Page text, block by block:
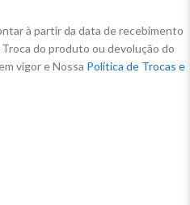
à partir da data de recebimento
do produto ou devolução do
vigor e Nossa Política de Trocas e